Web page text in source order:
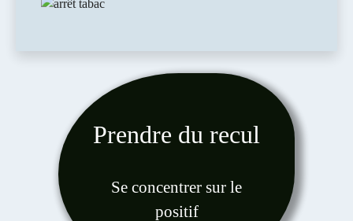
Prendre du recul
Se concentrer sur le
positif